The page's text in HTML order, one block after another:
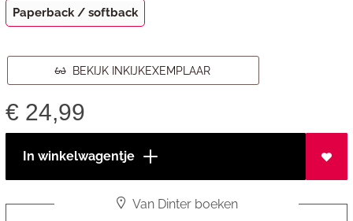
Paperback / softback
BEKIJK INKIJKEXEMPLAAR
€ 24,99
In winkelwagentje
Van Dinter boeken